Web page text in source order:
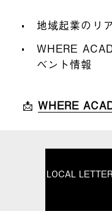
地域起業のリ
WHERE
ベント情報
📩WHERE
LOCAL